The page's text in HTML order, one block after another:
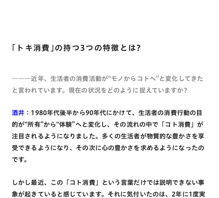
「トキ消費」の持つ3つの特徴とは?
―――近年、生活者の消費活動が“モノからコトへ”と変化してきた
と言われています。現在の状況をどのように捉えていますか?
酒井 ：1980年代後半から90年代にかけて、生活者の消費行動の目
的が“所有”から“体験”へと変化し、その流れの中で「コト消費」が
注目されるようになりました。多くの生活者が物質的な豊かさを享
受できるようになり、その次に心の豊かさを求めるようになったの
です。
しかし最近、この「コト消費」という言葉だけでは説明できない事
象が起きていると感じています。それに気付いたのは、2年に1度実